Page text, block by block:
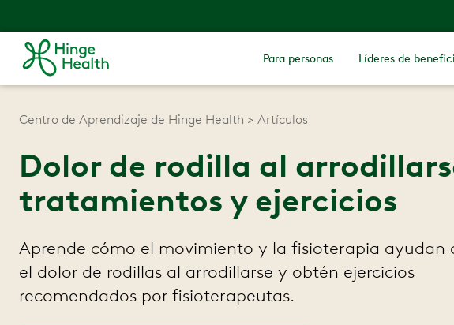
Para personas Líderes de
Centro de Aprendizaje de Hinge Health Artículos
Dolor de rodilla al
tratamientos y ejercicios
Aprende cómo el movimiento y la fisioterapia ayudan
el dolor de rodillas al arrodillarse y obtén ejercicios
recomendados por fisioterapeutas.